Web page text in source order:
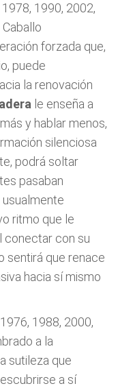
1990, 2002,
forzada que,
puede
la renovación
le enseña a
y hablar menos,
silenciosa
podrá soltar
pasaban
ritmo que le
conectar con su
sentirá que renace
hacia sí mismo
1988, 2000,
a la
sutileza que
a sí